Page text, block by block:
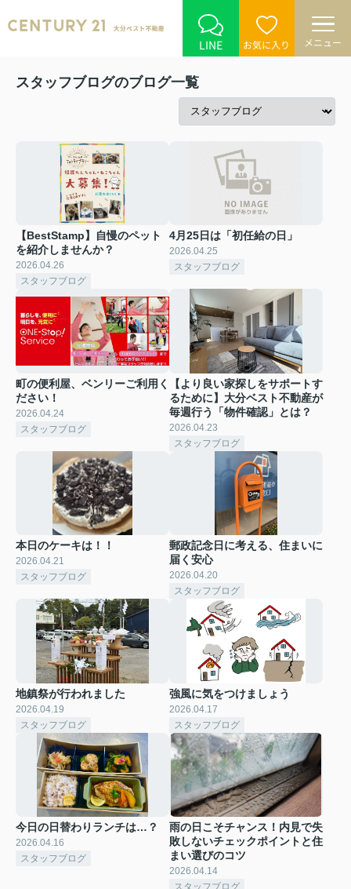
LINE お気に入り メニュー
スタッフブログのブログ一覧
【BestStamp】自慢のペット
を紹介しませんか？
2026.04.26
スタッフブログ
4月25日は「初任給の日」
2026.04.25
スタッフブログ
町の便利屋、ベンリーご利用く
ださい！
2026.04.24
スタッフブログ
【より良い家探しをサポートす
るために】大分ベスト不動産が
毎週行う「物件確認」とは？
2026.04.23
スタッフブログ
本日のケーキは！！
2026.04.21
スタッフブログ
郵政記念日に考える、住まいに
届く安心
2026.04.20
スタッフブログ
地鎮祭が行われました
2026.04.19
スタッフブログ
強風に気をつけましょう
2026.04.17
スタッフブログ
今日の日替わりランチは…？
2026.04.16
スタッフブログ
雨の日こそチャンス！内見で失
敗しないチェックポイントと住
まい選びのコツ
2026.04.14